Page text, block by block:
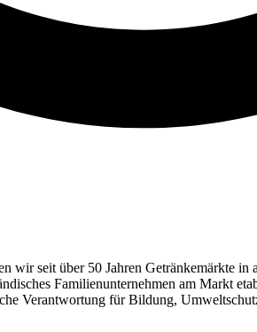
seit über 50 Jahren Getränkemärkte
Familienunternehmen am Markt
Verantwortung für Bildung,